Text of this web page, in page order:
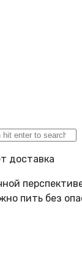
доставка
пить без